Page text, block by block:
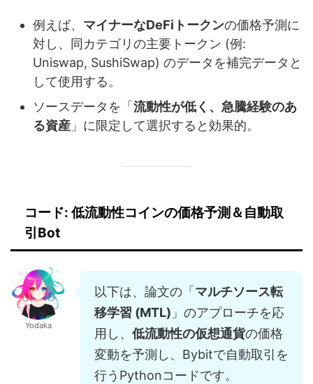
例えば、 マイナーなDeFiトークンの価格予測に
対し、同カテゴリの主要トークン (例:
Uniswap, SushiSwap) のデータを補完データと
して使用する。
ソースデータを「 流動性が低く、急騰経験のあ
る資産 」に限定して選択すると効果的。
コード: 低流動性コインの価格予測＆自動取
引Bot
Yodaka
以下は、論文の「 マルチソース転
移学習 (MTL) 」のアプローチを応
用し、 低流動性の仮想通貨の価格
変動を予測し、Bybitで自動取引を
行うPythonコードです。